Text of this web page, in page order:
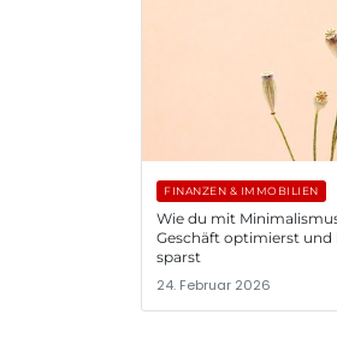
FINANZEN & IMMOBILIEN
Wie du mit
Geschäft optimierst und
sparst
24. Februar 2026